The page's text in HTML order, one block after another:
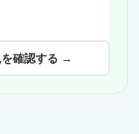
確認する →